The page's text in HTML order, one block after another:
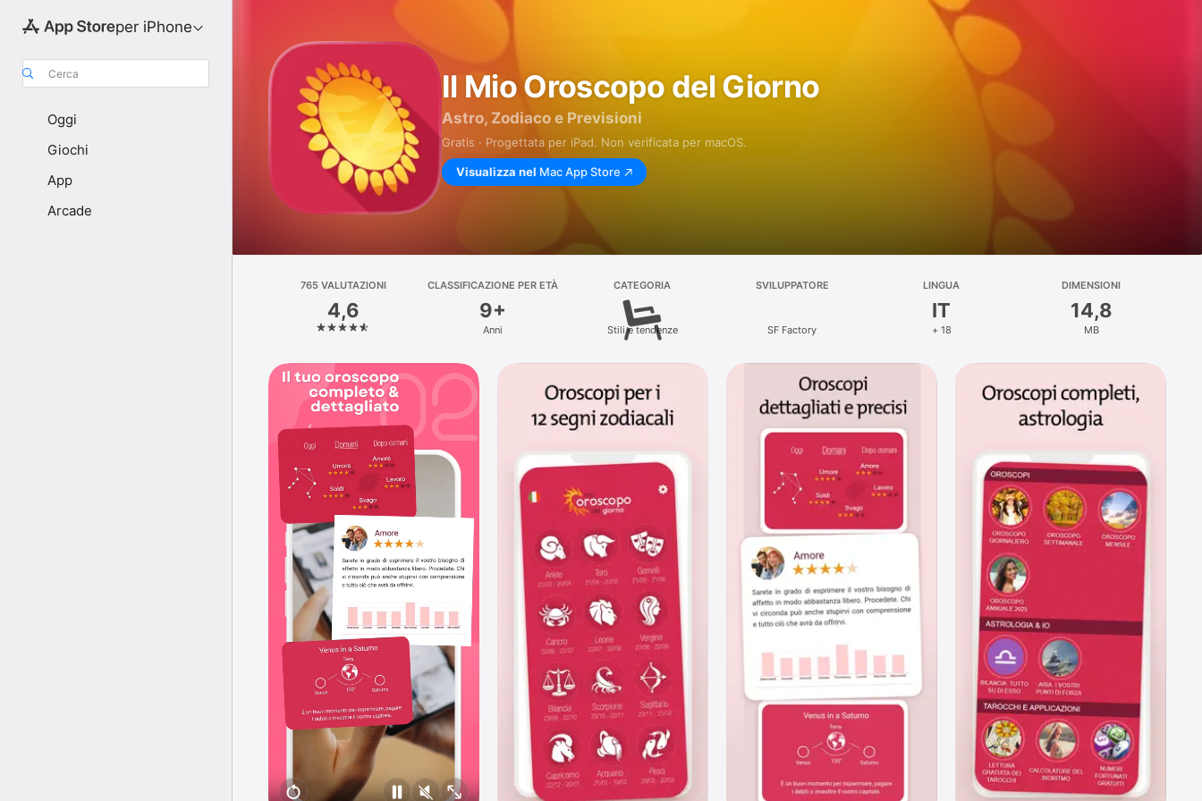
per iPhone
Cerca
Oggi
Giochi
App
Arcade
Il Mio Oroscopo del Giorno
Astro, Zodiaco e Previsioni
Gratis · Progettata per iPad. Non verificata per macOS.
Visualizza nel Mac App Store
765 VALUTAZIONI
4,6
CLASSIFICAZIONE PER ETÀ
9+
Anni
CATEGORIA
Stili e tendenze
SVILUPPATORE
SF Factory
LINGUA
IT
+ 18
DIMENSIONI
14,8
MB